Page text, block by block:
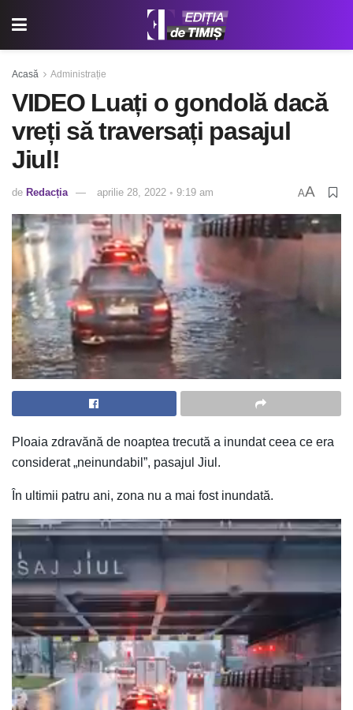
Acasă Administrație
VIDEO Luați o gondolă dacă
vreți să traversați pasajul
Jiul!
de Redacția aprilie 28, 2022 ◦ 9:19 am AA
Ploaia zdravănă de noaptea trecută a inundat ceea ce era
considerat „neinundabil”, pasajul Jiul.
În ultimii patru ani, zona nu a mai fost inundată.